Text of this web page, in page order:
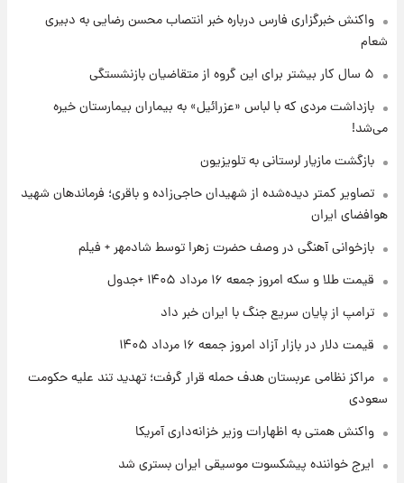
گران‌ترین خرید تاریخ رئال مادرید رونمایی شد
پیش‌بینی بارش‌های گسترده با ورود ال‌نینو؛ کدام
روزها پربارش‌تر خواهند بود؟
شماره پیراهن خریدهای جدید پرسپولیس اعلام
شد؛ تیکدری، محبی و سرگیف با اعداد ویژه
۱ روز پیش
جزئیات فعال‌سازی «کیف پول ایران» اعلام
شد+فیلم
واکنش خبرگزاری فارس درباره خبر انتصاب محسن رضایی به دبیری
شعام
۵ سال کار بیشتر برای این گروه از متقاضیان بازنشستگی
بازداشت مردی که با لباس «عزرائیل» به بیماران بیمارستان خیره
می‌شد!
بازگشت مازیار لرستانی به تلویزیون
تصاویر کمتر دیده‌شده از شهیدان حاجی‌زاده و باقری؛ فرماندهان شهید
هوافضای ایران
بازخوانی آهنگی در وصف حضرت زهرا توسط شادمهر + فیلم
قیمت طلا و سکه امروز جمعه ۱۶ مرداد ۱۴۰۵ +جدول
ترامپ از پایان سریع جنگ با ایران خبر داد
قیمت دلار در بازار آزاد امروز جمعه ۱۶ مرداد ۱۴۰۵
مراکز نظامی عربستان هدف حمله قرار گرفت؛ تهدید تند علیه حکومت
سعودی
واکنش همتی به اظهارات وزیر خزانه‌داری آمریکا
ایرج خواننده پیشکسوت موسیقی ایران بستری شد